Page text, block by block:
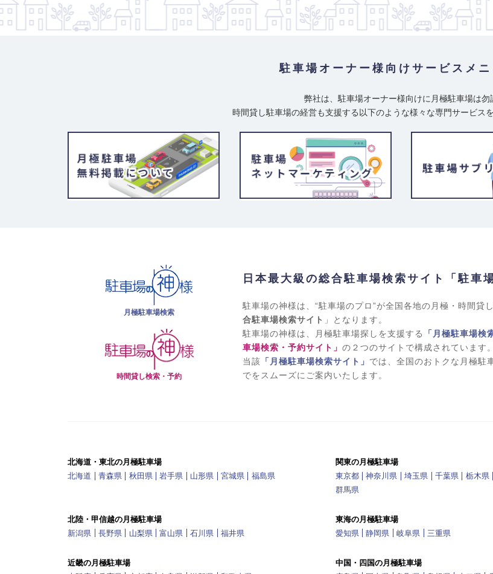
駐車場オーナー様向け サービスメニ
弊社は、駐車場オーナー様向けに月極駐車場は勿
時間貸し駐車場の経営も支援する以下のような様々な専門サービス
月極駐車場検索
時間貸し検索・予約
日本最大級の総合駐車場検索サイト「駐車
駐車場の神様は、“駐車場のプロ”が全国各地の月極・時間貸
合駐車場検索サイト 」となります。
駐車場の神様は、月極駐車場探しを支援する
「月極駐車場検
車場検索・予約サイト」 の２つのサイトで構成されています。
当該 「月極駐車場検索サイト」 では、全国のおトクな月極駐
でをスムーズにご案内いたします。
北海道・東北の月極駐車場
北海道
青森県 秋田県 岩手県 山形県 宮城県 福島県
関東の月極駐車場
東京都
神奈川県 埼玉県 千葉県 栃木県
群馬県
北陸・甲信越の月極駐車場
新潟県
長野県 山梨県 富山県 石川県 福井県
東海の月極駐車場
愛知県
静岡県 岐阜県 三重県
近畿の月極駐車場
中国・四国の月極駐車場